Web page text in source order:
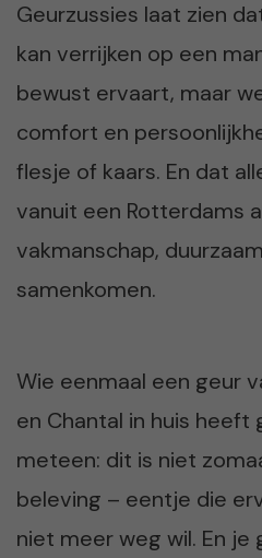
Geurzussies laat zien
kan verrijken op een
bewust ervaart, maar
comfort en
flesje of kaars. En dat
vanuit een Rotterdams
vakmanschap,
samenkomen.
Wie eenmaal een geur
en Chantal in huis
meteen: dit is niet
beleving – eentje die
niet meer weg wil. En je